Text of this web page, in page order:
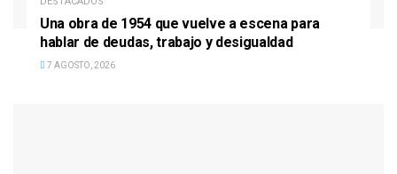
Una obra de 1954 que vuelve a escena para
hablar de deudas, trabajo y desigualdad
7 AGOSTO, 2026